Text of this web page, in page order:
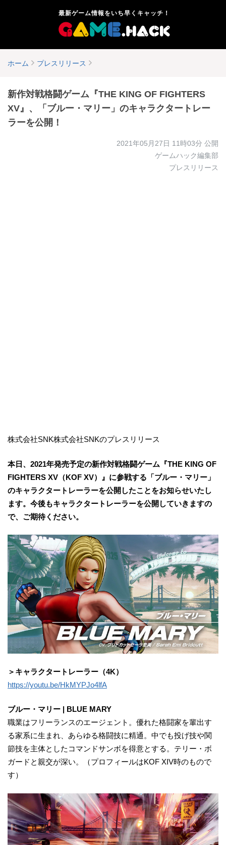
最新ゲーム情報をいち早くキャッチ！
ホーム プレスリリース
新作対戦格闘ゲーム『THE KING OF FIGHTERS
XV』、「ブルー・マリー」のキャラクタートレー
ラーを公開！
2021年05月27日 11時03分 公開
ゲームハック編集部
プレスリリース
株式会社SNK株式会社SNKのプレスリリース
本日、2021年発売予定の新作対戦格闘ゲーム『THE KING OF
FIGHTERS XV（KOF XV）』に参戦する「ブルー・マリー」
のキャラクタートレーラーを公開したことをお知らせいたし
ます。今後もキャラクタートレーラーを公開していきますの
で、ご期待ください。
＞キャラクタートレーラー（4K）
https://youtu.be/HkMYPJo4lfA
ブルー・マリー | BLUE MARY
職業はフリーランスのエージェント。優れた格闘家を輩出す
る家系に生まれ、あらゆる格闘技に精通。中でも投げ技や関
節技を主体としたコマンドサンボを得意とする。テリー・ボ
ガードと親交が深い。（プロフィールはKOF XIV時のもので
す）